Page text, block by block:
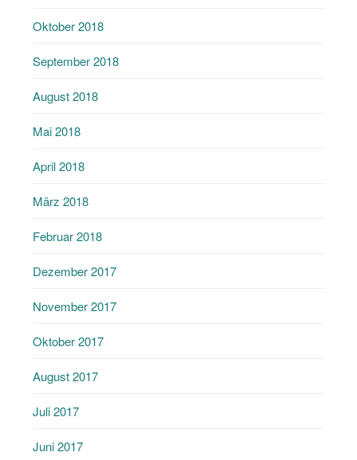
Oktober 2018
September 2018
August 2018
Mai 2018
April 2018
März 2018
Februar 2018
Dezember 2017
November 2017
Oktober 2017
August 2017
Juli 2017
Juni 2017